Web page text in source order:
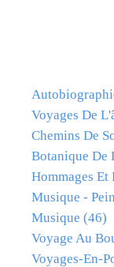
Voyages De
Chemins De
Botanique De
Hommages Et
Musique -
Musique (46)
Voyage Au
Voyages-En-